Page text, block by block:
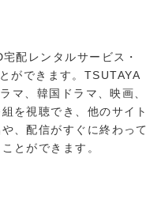
配レンタルサービス・
ができます。TSUTAYA
マ、韓国ドラマ、映画、
を視聴でき、他のサイト
、配信がすぐに終わって
とができます。